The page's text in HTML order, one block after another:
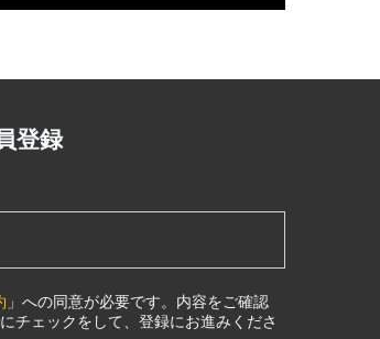
登録
」への同意が必要です。内容をご確認
チェックをして、登録にお進みくださ